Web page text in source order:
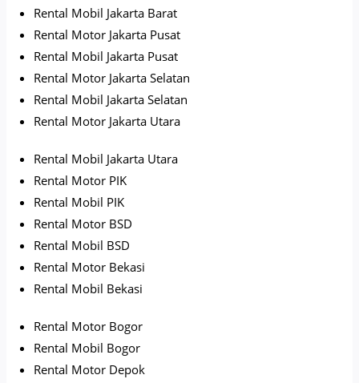
Rental Mobil Jakarta Barat
Rental Motor Jakarta Pusat
Rental Mobil Jakarta Pusat
Rental Motor Jakarta Selatan
Rental Mobil Jakarta Selatan
Rental Motor Jakarta Utara
Rental Mobil Jakarta Utara
Rental Motor PIK
Rental Mobil PIK
Rental Motor BSD
Rental Mobil BSD
Rental Motor Bekasi
Rental Mobil Bekasi
Rental Motor Bogor
Rental Mobil Bogor
Rental Motor Depok